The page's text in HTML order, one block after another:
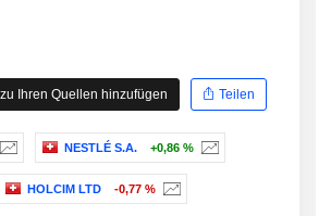
Ihren Quellen hinzufügen
Teilen
NESTLÉ S.A. +0,86 %
HOLCIM LTD -0,77 %